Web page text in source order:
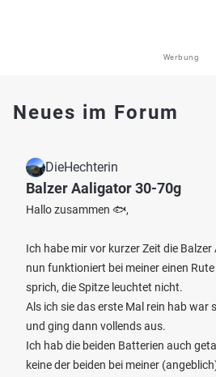
Werbung
Neues im Forum
DieHechterin
Balzer Aaligator 30-70g
Hallo zusammen 🐟,
Ich habe mir vor kurzer Zeit die
nun funktioniert bei meiner einen
sprich, die Spitze leuchtet nicht.
Als ich sie das erste Mal rein hab war
und ging dann vollends aus.
Ich hab die beiden Batterien auch
keine der beiden bei meiner